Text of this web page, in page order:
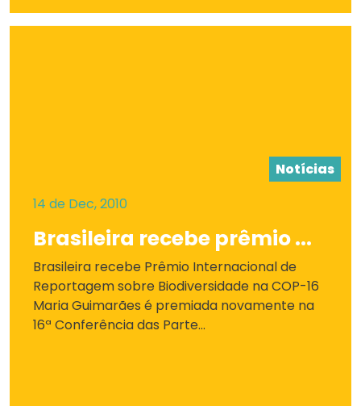
Notícias
14 de Dec, 2010
Brasileira recebe prêmio ...
Brasileira recebe Prêmio Internacional de
Reportagem sobre Biodiversidade na COP-16
Maria Guimarães é premiada novamente na
16ª Conferência das Parte...